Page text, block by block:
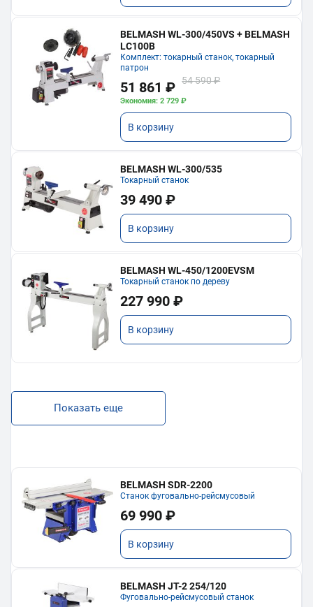
BELMASH WL-300/450VS + BELMASH
LC100B
Комплект: токарный станок, токарный
патрон
51 861 ₽ 54 590 ₽
Экономия: 2 729 ₽
В корзину
BELMASH WL-300/535
Токарный станок
39 490 ₽
В корзину
BELMASH WL-450/1200EVSM
Токарный станок по дереву
227 990 ₽
В корзину
Показать еще
BELMASH SDR-2200
Станок фуговально-рейсмусовый
69 990 ₽
В корзину
BELMASH JT-2 254/120
Фуговально-рейсмусовый станок